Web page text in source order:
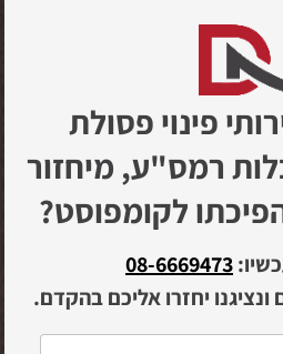
פינוי פסולת
רמס"ע, מיחזור
לקומפוסט?
08-6669473
יחזרו אליכם בהקדם.